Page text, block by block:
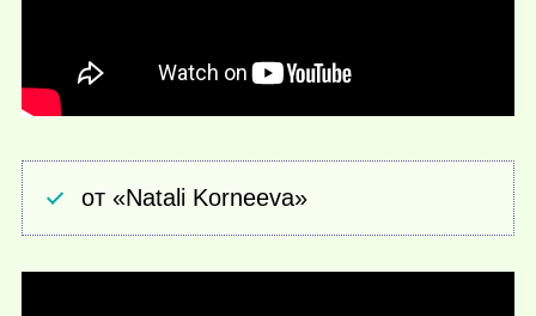
от «Natali Korneeva»